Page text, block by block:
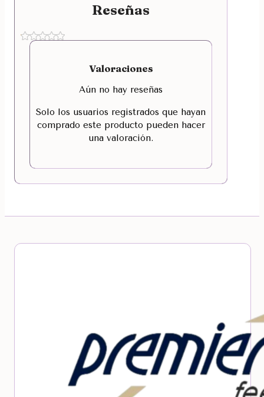
Reseñas
Valoraciones
Aún no hay reseñas
Solo los usuarios registrados que hayan
comprado este producto pueden hacer
una valoración.